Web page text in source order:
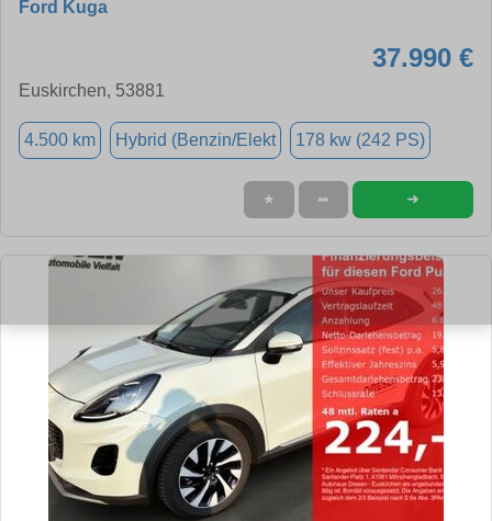
Ford Kuga
37.990 €
Euskirchen, 53881
4.500 km Hybrid (Benzin/Elekt 178 kw (242 PS)
★ ➦ ➜